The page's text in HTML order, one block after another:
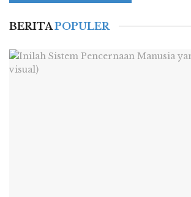
BERITAPOPULER